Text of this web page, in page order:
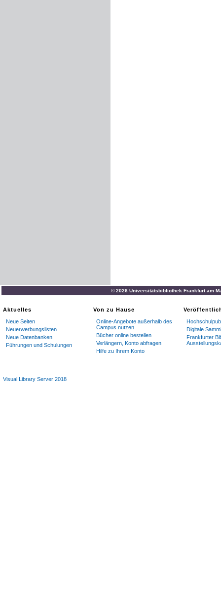
© 2026 Universitätsbibliothek Frankfurt am
Aktuelles
Neue Seiten
Neuerwerbungslisten
Neue Datenbanken
Führungen und Schulungen
Von zu Hause
Online-Angebote außerhalb des
Campus nutzen
Bücher online bestellen
Verlängern, Konto abfragen
Hilfe zu Ihrem Konto
Digitale
Frankfurter
Visual Library Server 2018